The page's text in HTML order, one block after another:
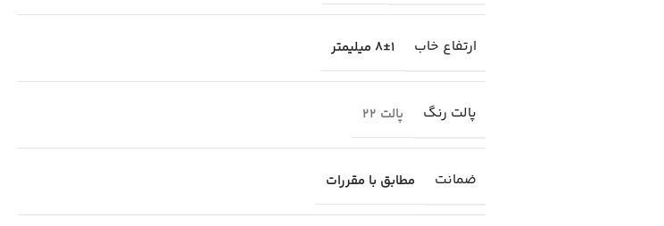
ارتفاع خاب 8±1 میلیمتر
پالت رنگ پالت 22
ضمانت مطابق با مقررات